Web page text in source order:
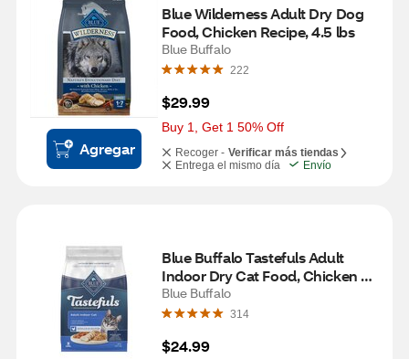
Agregar
Blue Wilderness Adult Dry Dog
Food, Chicken Recipe, 4.5 lbs
Blue Buffalo
222
$29.99
Buy 1, Get 1 50% Off
Recoger - Verificar más tiendas
Entrega el mismo día
Envío
Blue Buffalo Tastefuls Adult
Indoor Dry Cat Food, Chicken &
Brown Rice Recipe, 3 lb
Blue Buffalo
314
$24.99